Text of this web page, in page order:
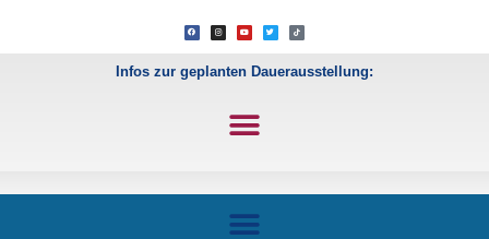
Infos zur geplanten Dauerausstellung: